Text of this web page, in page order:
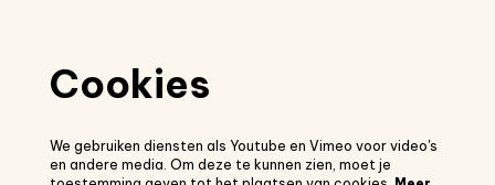
Cookies
We gebruiken diensten als Youtube en Vimeo voor video's
en andere media. Om deze te kunnen zien, moet je